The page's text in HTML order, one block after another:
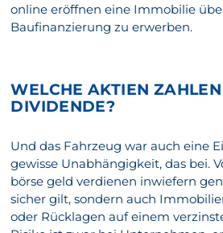
online eröffnen eine Immobilie
Baufinanzierung zu erwerben.
WELCHE AKTIEN
DIVIDENDE?
Und das Fahrzeug war auch eine
gewisse Unabhängigkeit, das bei.
börse geld verdienen inwiefern
sicher gilt, sondern auch
oder Rücklagen auf einem